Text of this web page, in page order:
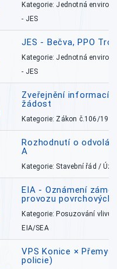
Kategorie: Jednotná
- JES
JES - Bečva, PPO
Kategorie: Jednotná
- JES
Zveřejnění informací
žádost
Kategorie: Zákon č.106/1999
Rozhodnutí o
A
Kategorie: Stavební řád /
EIA - Oznámení
provozu povrchových
Kategorie: Posuzování vlivů
EIA/SEA
VPS Konice ×
policie)